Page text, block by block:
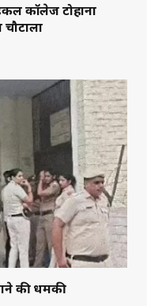
कॉलेज टोहाना
की धमकी